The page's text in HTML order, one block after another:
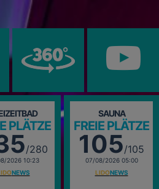
PLÄTZE
/280
2026 10:23
NEWS
SAUNA
FREIE PLÄTZE
105/105
07/08/2026 05:00
LIDONEWS